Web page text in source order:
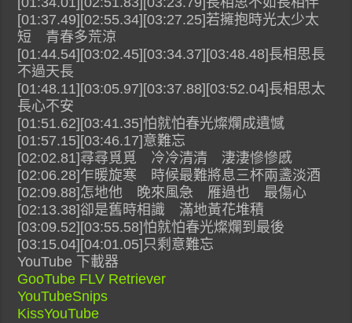
[01:37.49][02:55.34][03:27.25]若擁抱時光太少太
短 青春多荒涼
[01:44.54][03:02.45][03:34.37][03:48.48]長相思長
不過天長
[01:48.11][03:05.97][03:37.88][03:52.04]長相思太
長心不安
[01:51.62][03:41.35]怕就怕春光燦爛成遺憾
[01:57.15][03:46.17]意難忘
[02:02.81]尋尋覓覓 冷冷清清 淒淒慘慘慼
[02:06.28]乍暖旋寒 時候最難將息三杯兩盞淡酒
[02:09.88]怎地他 晚來風急 雁過也 最傷心
[02:13.38]卻是舊時相識 滿地黃花堆積
[03:09.52][03:55.58]怕就怕春光燦爛到最後
[03:15.04][04:01.05]只剩意難忘
YouTube 下載器
GooTube FLV Retriever
YouTubeSnips
KissYouTube